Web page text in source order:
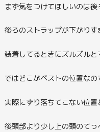
まず気をつけてほしいのは後
後ろのストラップが下がりす
装着してるときにズルズルと
ではどこがベストの位置なの
実際にずり落ちてこない位置
後頭部より少し上の頭のて